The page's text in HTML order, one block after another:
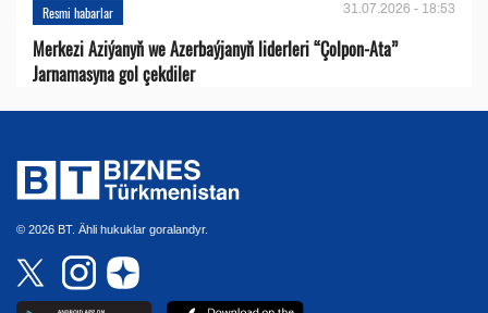
Resmi habarlar 31.07.2026 - 18:53
Merkezi Aziýanyň we Azerbaýjanyň liderleri “Çolpon-Ata”
Jarnamasyna gol çekdiler
© 2026 BT. Ähli hukuklar goralandyr.